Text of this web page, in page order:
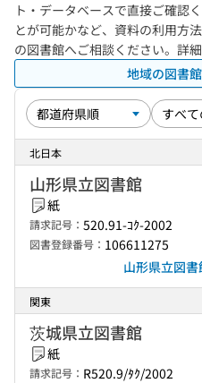
ト・データベースで直接ご確認
とが可能かなど、資料の利用方
の図書館へご相談ください。詳
地域の図書
北日本
山形県立図書館
紙
請求記号： 520.91-ｺｸ-2002
図書登録番号： 106611275
山形県立図
関東
茨城県立図書館
紙
請求記号： R520.9/ﾀｸ/2002